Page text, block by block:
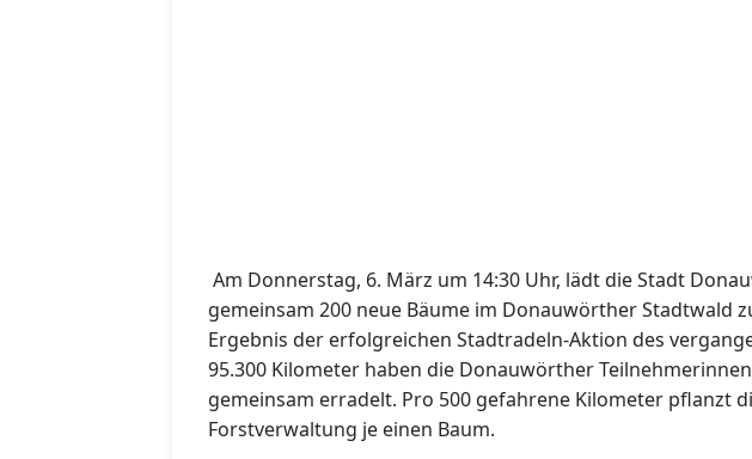
Am Donnerstag, 6. März um 14:30 Uhr, lädt die Stadt
gemeinsam 200 neue Bäume im Donauwörther Stadtwald
Ergebnis der erfolgreichen Stadtradeln-Aktion des
95.300 Kilometer haben die Donauwörther
gemeinsam erradelt. Pro 500 gefahrene Kilometer pflanzt
Forstverwaltung je einen Baum.